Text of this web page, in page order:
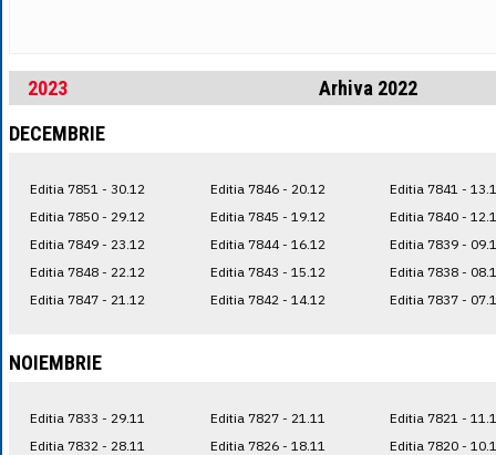
2023
Arhiva 2022
DECEMBRIE
Editia 7851 - 30.12
Editia 7850 - 29.12
Editia 7849 - 23.12
Editia 7848 - 22.12
Editia 7847 - 21.12
Editia 7846 - 20.12
Editia 7845 - 19.12
Editia 7844 - 16.12
Editia 7843 - 15.12
Editia 7842 - 14.12
Editia 7841 -
Editia 7840 -
Editia 7839 -
Editia 7838 -
Editia 7837 -
NOIEMBRIE
Editia 7833 - 29.11
Editia 7832 - 28.11
Editia 7827 - 21.11
Editia 7826 - 18.11
Editia 7821 -
Editia 7820 -